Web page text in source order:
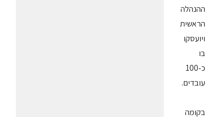
ההנהלה
הראשית
ויועסקו
בו
כ-100
עובדים.
בקומה